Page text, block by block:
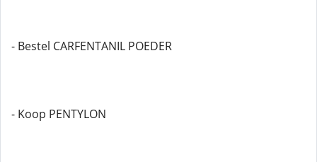
- Bestel CARFENTANIL POEDER
- Koop PENTYLON